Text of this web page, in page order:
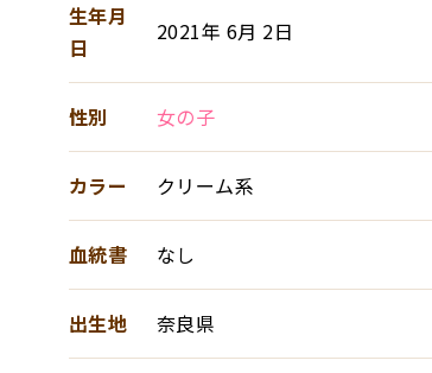
生年月
日
2021年 6月 2日
性別 女の子
カラー クリーム系
血統書 なし
出生地 奈良県